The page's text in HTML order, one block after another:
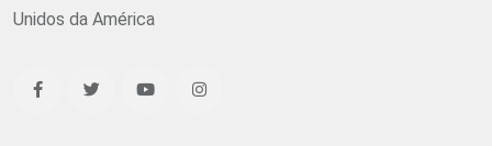
Unidos da América